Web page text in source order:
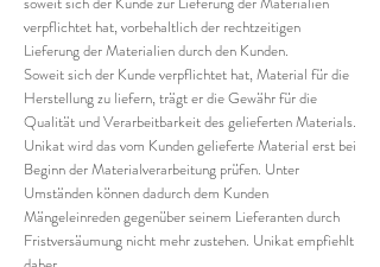
verpflichtet hat, vorbehaltlich der rechtzeitigen
Lieferung der Materialien durch den Kunden.
Soweit sich der Kunde verpflichtet hat, Material für die
Herstellung zu liefern, trägt er die Gewähr für die
Qualität und Verarbeitbarkeit des gelieferten Materials.
Unikat wird das vom Kunden gelieferte Material erst bei
Beginn der Materialverarbeitung prüfen. Unter
Umständen können dadurch dem Kunden
Mängeleinreden gegenüber seinem Lieferanten durch
Fristversäumung nicht mehr zustehen. Unikat empfiehlt